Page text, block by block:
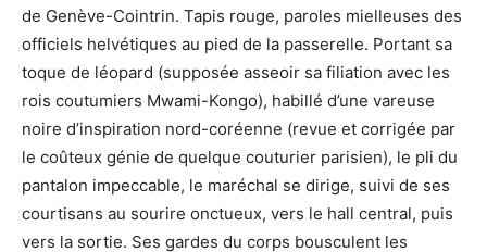
de Genève-Cointrin. Tapis rouge, paroles mielleuses des
officiels helvétiques au pied de la passerelle. Portant sa
toque de léopard (supposée asseoir sa filiation avec les
rois coutumiers Mwami-Kongo), habillé d’une vareuse
noire d’inspiration nord-coréenne (revue et corrigée par
le coûteux génie de quelque couturier parisien), le pli du
pantalon impeccable, le maréchal se dirige, suivi de ses
courtisans au sourire onctueux, vers le hall central, puis
vers la sortie. Ses gardes du corps bousculent les